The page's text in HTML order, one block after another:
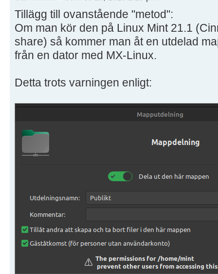
Tillägg till ovanstående "metod":
Om man kör den på Linux Mint 21.1
share) så kommer man åt en utdelad
från en dator med MX-Linux.
Detta trots varningen enligt: